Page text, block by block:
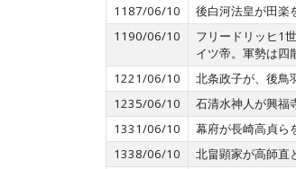
1187/06/10
後白河法皇が田楽
1190/06/10
フリードリッヒ1
イツ帝。軍勢は四
1221/06/10
北条政子が、後鳥
1235/06/10
石清水神人が興福
1331/06/10
幕府が長崎高貞ら
1338/06/10
北畠顕家が高師直